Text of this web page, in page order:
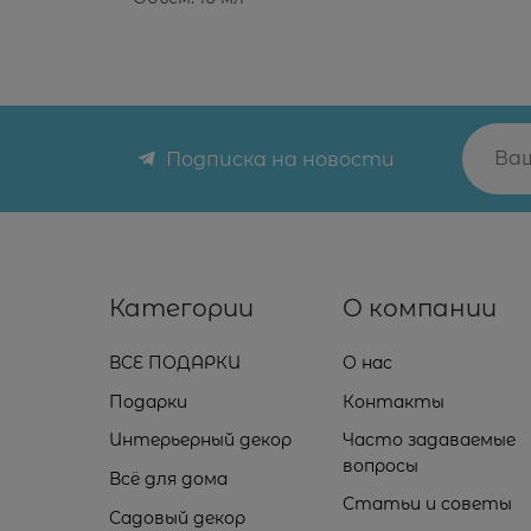
Подписка на новости
Категории
ВСЕ ПОДАРКИ
Подарки
Интерьерный декор
Всё для дома
Садовый декор
О компании
О нас
Контакты
Часто задаваемые
вопросы
Статьи и советы